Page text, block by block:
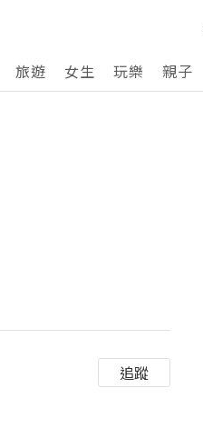
旅遊 女生 玩樂 親子
追蹤